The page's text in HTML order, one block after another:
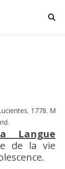
1778.
de la vie